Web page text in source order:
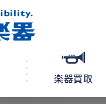
楽器買取